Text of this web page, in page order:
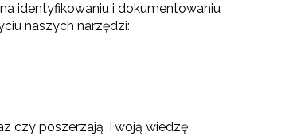
identyfikowaniu i dokumentowaniu
naszych narzędzi:
czy poszerzają Twoją wiedzę